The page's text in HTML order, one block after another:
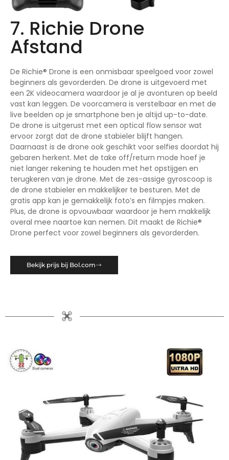
7. Richie Drone
Afstand
De Richie® Drone is een onmisbaar speelgoed voor zowel
beginners als gevorderden. De drone is uitgevoerd met
een 2K videocamera waardoor je al je avonturen op beeld
vast kan leggen. De voorcamera is verstelbaar en met de
live beelden op je smartphone ben je altijd up-to-date.
De drone is uitgerust met een optical flow sensor wat
ervoor zorgt dat de drone stabieler blijft hangen.
Daarnaast is de drone ook geschikt voor selfies doordat hij
gebaren herkent. Met de take off/return mode hoef je
niet langer rekening te houden met het opstijgen en
terugkeren van je drone. Met de zes-assige gyroscoop is
de drone stabieler en makkelijker te besturen. Met de
gratis app kan je gemakkelijk foto’s en filmpjes maken.
Plus, de drone is opvouwbaar waardoor je hem makkelijk
overal mee naartoe kan nemen. Dit maakt de Richie®
Drone perfect voor zowel beginners als gevorderden.
Bekijk prijs bij Bol.com